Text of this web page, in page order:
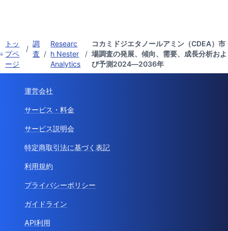
トッ
プペ
ージ
/
調
査 /
Researc
h Nester
Analytics
/
コカミドジエタノールアミン（CDEA）市
場調査の発展、傾向、需要、成長分析およ
び予測2024―2036年
運営会社
サービス・料金
サービス説明会
特定商取引法に基づく表記
利用規約
プライバシーポリシー
ガイドライン
API利用